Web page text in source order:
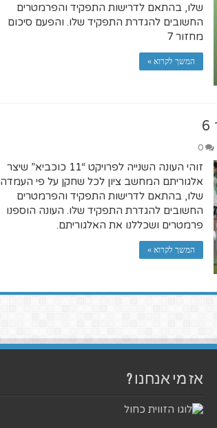
שלו, בהתאם לדרישות התפקיד והפרמטרים
החשובים להגדרת התפקיד שלו. והפעם סיכום
מחזור 7
המשך לקרוא »
0
זוהי העונה השנייה לפרויקט “11 כוכביא” שיצר
אלגוריתם המחשב ציון לכל שחקן על פי העמדה
שלו, בהתאם לדרישות התפקיד והפרמטרים
החשובים להגדרת התפקיד שלו. העונה הוספנו
פרמטרים ושכללנו את האלגוריתם.
המשך לקרוא »
אז מי אנחנו ?